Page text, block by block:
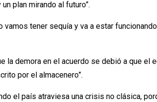
plan mirando al futuro”.
vamos tener sequía y va a estar
demora en el acuerdo se debió a que el
por el almacenero”.
el país atraviesa una crisis no clásica,